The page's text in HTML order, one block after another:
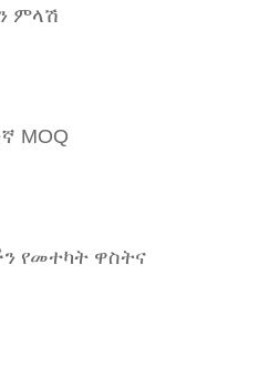
ምላሽ
MOQ
የመተካት ዋስትና